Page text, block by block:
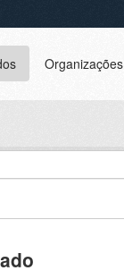
Organizações